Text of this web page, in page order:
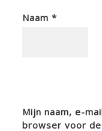
Naam*
Mijn naam, e-
browser voor